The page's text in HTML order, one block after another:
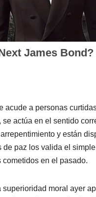
acude a personas
actúa en el sentido
y están
de paz los valida el
en el pasado.
moral ayer